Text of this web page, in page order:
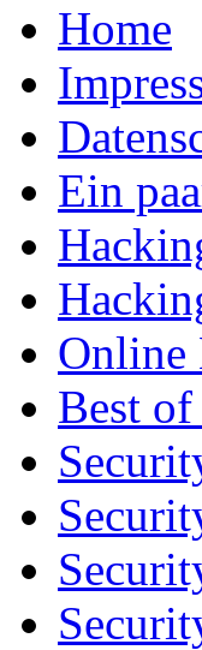
Home
Ein
Online
Best